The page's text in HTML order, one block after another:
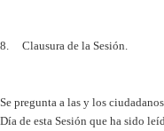
8. Clausura de la Sesión.
Se pregunta a las y los
Día de esta Sesión que ha sido